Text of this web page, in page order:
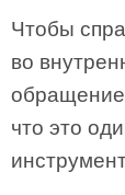
Чтобы
во
обращение
что это